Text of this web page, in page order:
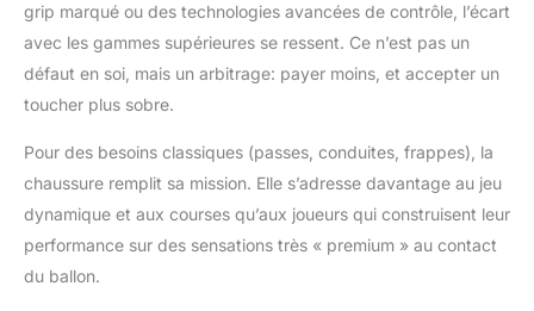
grip marqué ou des technologies avancées de contrôle, l’écart
avec les gammes supérieures se ressent. Ce n’est pas un
défaut en soi, mais un arbitrage: payer moins, et accepter un
toucher plus sobre.
Pour des besoins classiques (passes, conduites, frappes), la
chaussure remplit sa mission. Elle s’adresse davantage au jeu
dynamique et aux courses qu’aux joueurs qui construisent leur
performance sur des sensations très « premium » au contact
du ballon.